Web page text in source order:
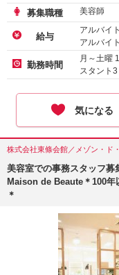
募集職種 美容師
給与
アルバイ
アルバイ
勤務時間
月～土曜
スタント
気になる
株式会社東條会館／メゾン・ド
美容室での事務スタッフ募
Maison de Beaute＊100
＊